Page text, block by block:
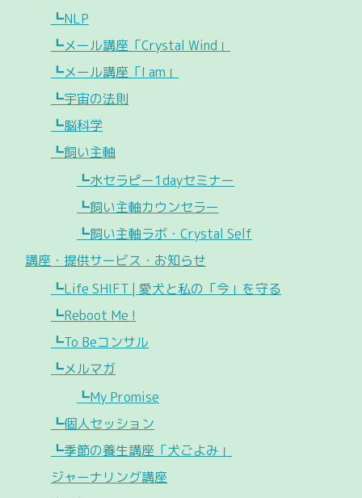
┗NLP
┗メール講座「Crystal Wind」
┗メール講座「I am」
┗宇宙の法則
┗脳科学
┗飼い主軸
┗水セラピー1dayセミナー
┗飼い主軸カウンセラー
┗飼い主軸ラボ・Crystal Self
講座・提供サービス・お知らせ
┗Life SHIFT | 愛犬と私の「今」を守る
┗Reboot Me !
┗To Beコンサル
┗メルマガ
┗My Promise
┗個人セッション
┗季節の養生講座「犬ごよみ」
ジャーナリング講座